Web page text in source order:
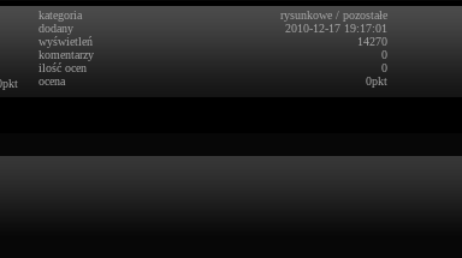
kategoria
dodany
wyświetleń
komentarzy
ilość ocen
ocena
rysunkowe / pozostałe
2010-12-17 19:17:01
14270
0
0
0pkt